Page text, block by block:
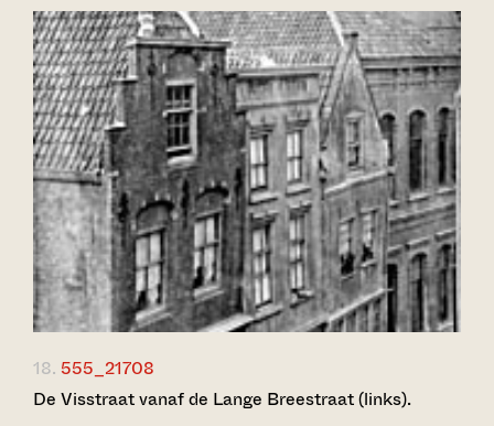
18. 555_21708
De Visstraat vanaf de Lange Breestraat (links).